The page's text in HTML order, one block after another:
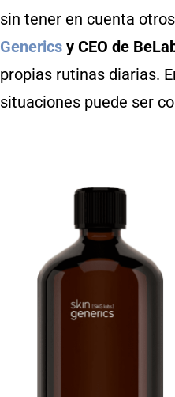
sin tener en cuenta
Generics y CEO de
propias rutinas diarias.
situaciones puede ser